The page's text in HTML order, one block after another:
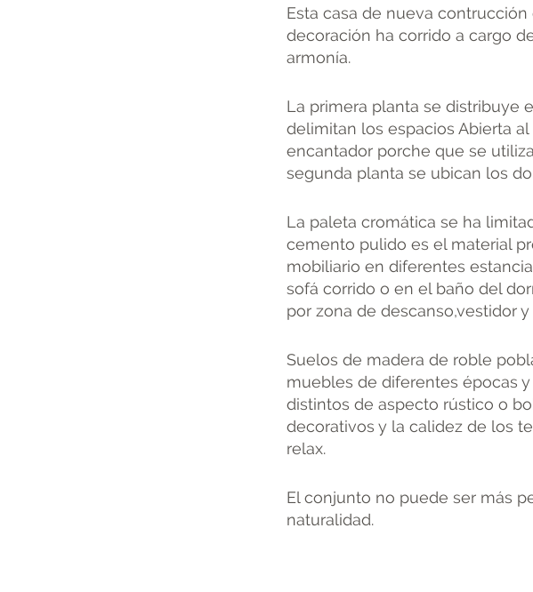
Esta casa de nueva
decoración ha corrido a cargo
armonía.
La primera planta se distribuye
delimitan los espacios Abierta
encantador porche que se
segunda planta se ubican los
La paleta cromática se ha
cemento pulido es el material
mobiliario en diferentes
sofá corrido o en el baño del
por zona de descanso,vestidor y
Suelos de madera de roble
muebles de diferentes épocas
distintos de aspecto rústico o
decorativos y la calidez de los
relax.
El conjunto no puede ser más
naturalidad.